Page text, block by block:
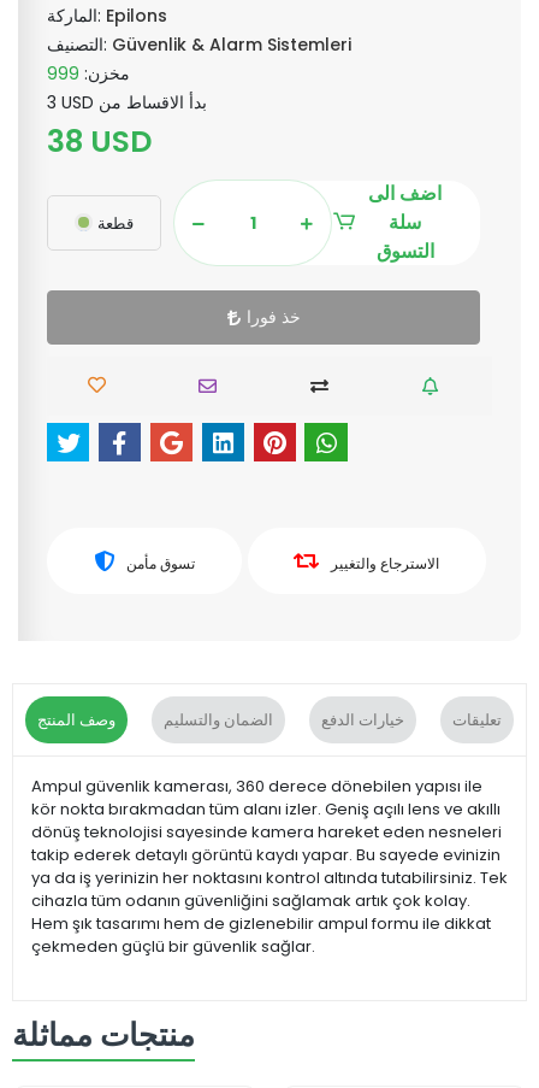
الماركة: Epilons
التصنيف: Güvenlik & Alarm Sistemleri
مخزن: 999
3 USD بدأ الاقساط من
38 USD
قطعة
اضف الى
سلة
التسوق
خذ فورا
تسوق مأمن الاسترجاع والتغيير
وصف المنتج الضمان والتسليم خيارات الدفع تعليقات
Ampul güvenlik kamerası, 360 derece dönebilen yapısı ile
kör nokta bırakmadan tüm alanı izler. Geniş açılı lens ve akıllı
dönüş teknolojisi sayesinde kamera hareket eden nesneleri
takip ederek detaylı görüntü kaydı yapar. Bu sayede evinizin
ya da iş yerinizin her noktasını kontrol altında tutabilirsiniz. Tek
cihazla tüm odanın güvenliğini sağlamak artık çok kolay.
Hem şık tasarımı hem de gizlenebilir ampul formu ile dikkat
çekmeden güçlü bir güvenlik sağlar.
منتجات مماثلة